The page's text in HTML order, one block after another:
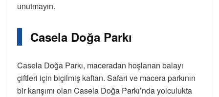
unutmayın.
Casela Doğa Parkı
Casela Doğa Parkı, maceradan hoşlanan balayı
çiftleri için biçilmiş kaftan. Safari ve macera parkının
bir karışımı olan Casela Doğa Parkı’nda yolculukta